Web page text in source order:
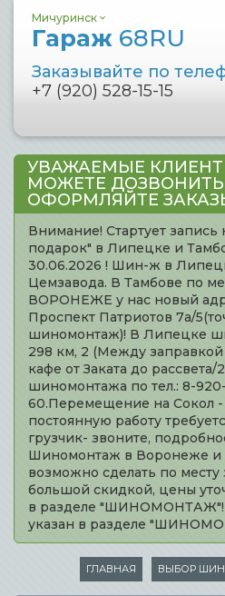
Мичуринск
Гараж 68RU
Заказывайте по
+7 (920) 528-15-15
УВАЖАЕМЫЕ
МОЖЕТЕ
ОФОРМЛЯЙТЕ
Внимание! Стартует
подарок" в Липецке и
30.06.2026 ! Шин-ж в
Цемзавода. В Тамбове по
ВОРОНЕЖЕ у нас новый
Проспект Патриотов 7а/
шиномонтаж)! В Липецке
298 км, 2 (Между
кафе от Заката до рассвета/
шиномонтажа по тел.: 8-
60.Перемещение на Сокол -
постоянную работу
грузчик- звоните,
Шиномонтаж в Воронеже и
возможно сделать по
большой скидкой, цены
в разделе "ШИНОМОНТАЖ"!
указан в разделе
ГЛАВНАЯ ВЫБОР ШИН